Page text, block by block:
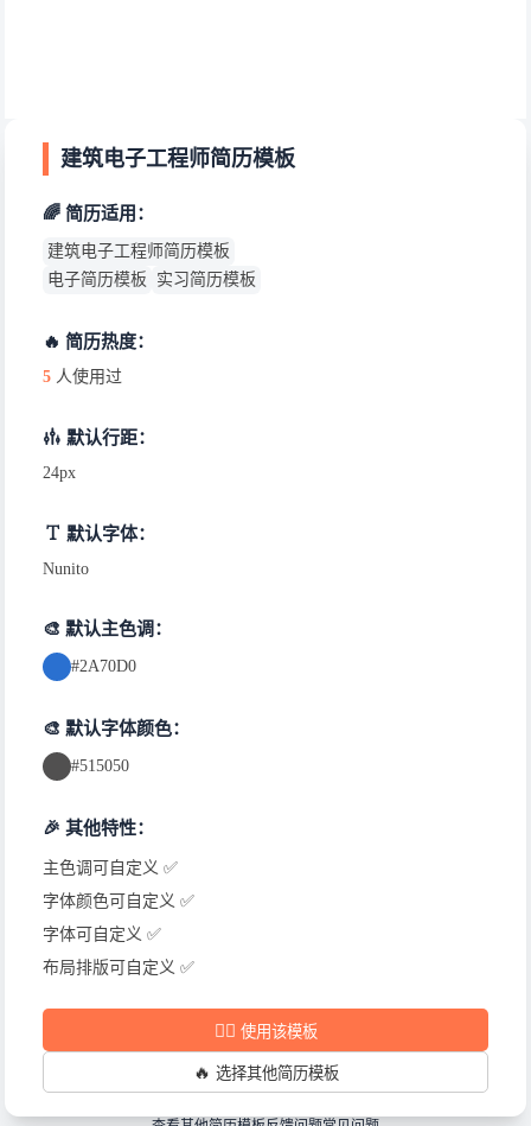
建筑电子工程师简历模板
🌈 简历适用：
建筑电子工程师简历模板
电子简历模板
实习简历模板
🔥 简历热度：
5 人使用过
默认行距：
24px
默认字体：
Nunito
🎨 默认主色调：
#2A70D0
🎨 默认字体颜色：
#515050
🎉 其他特性：
主色调可自定义 ✅
字体颜色可自定义 ✅
字体可自定义 ✅
布局排版可自定义 ✅
✍🏻 使用该模板
🔥 选择其他简历模板